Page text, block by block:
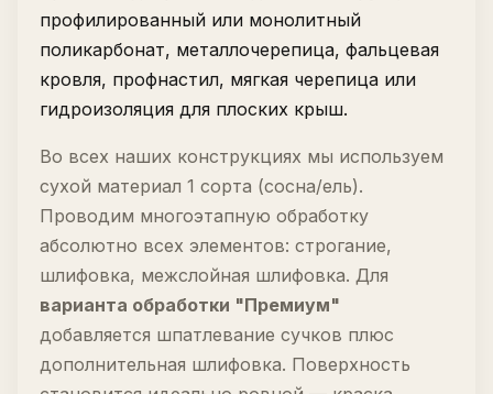
профилированный или монолитный
поликарбонат, металлочерепица, фальцевая
кровля, профнастил, мягкая черепица или
гидроизоляция для плоских крыш.
Во всех наших конструкциях мы используем
сухой материал 1 сорта (сосна/ель).
Проводим многоэтапную обработку
абсолютно всех элементов: строгание,
шлифовка, межслойная шлифовка. Для
варианта обработки "Премиум"
добавляется шпатлевание сучков плюс
дополнительная шлифовка. Поверхность